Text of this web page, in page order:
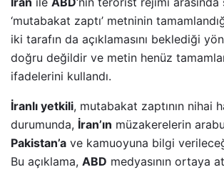
‘mutabakat zaptı’ metninin
iki tarafın da açıklamasını beklediği
doğru değildir ve metin henüz
ifadelerini kullandı.
İranlı yetkili, mutabakat zaptının nihai
durumunda, İran’ın müzakerelerin
Pakistan’a ve kamuoyuna bilgi
Bu açıklama, ABD medyasının ortaya